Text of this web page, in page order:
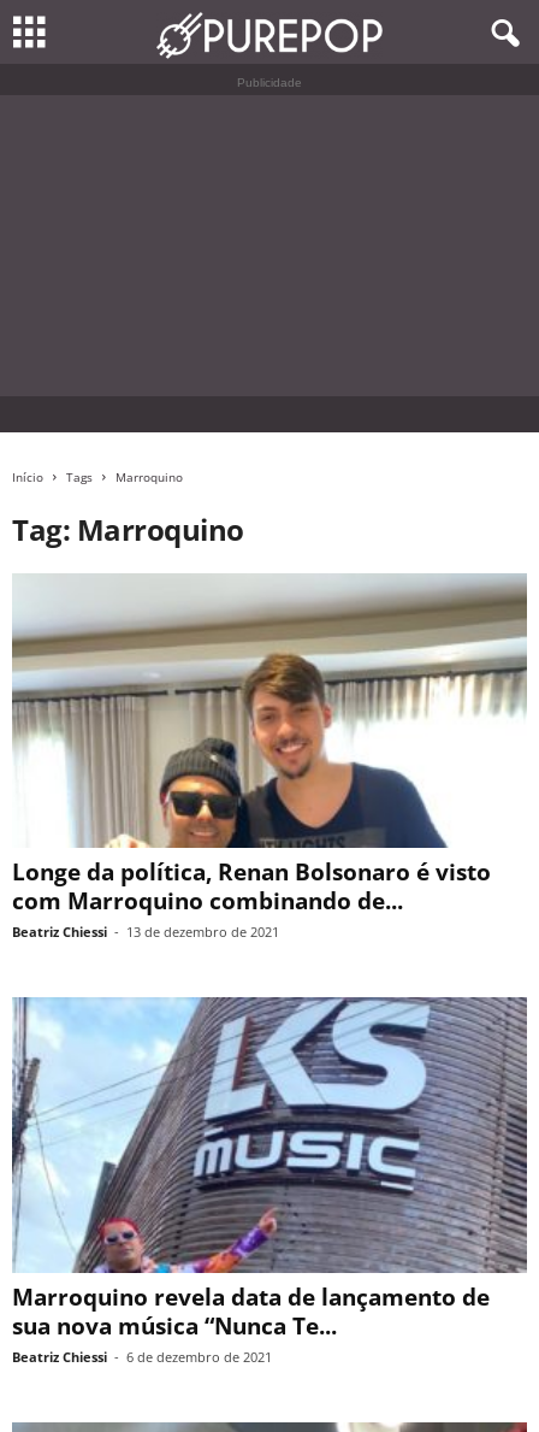
Publicidade
Início Tags Marroquino
Tag: Marroquino
Longe da política, Renan Bolsonaro é visto
com Marroquino combinando de...
Beatriz Chiessi - 13 de dezembro de 2021
Marroquino revela data de lançamento de
sua nova música “Nunca Te...
Beatriz Chiessi - 6 de dezembro de 2021